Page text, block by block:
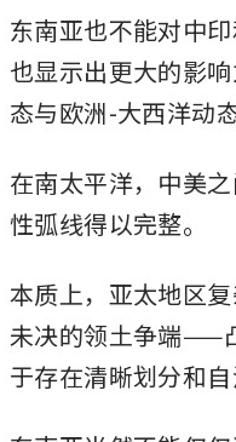
东南亚也不能对中
也显示出更大的影
态与欧洲-大西洋动
在南太平洋，中美
性弧线得以完整。
本质上，亚太地区
未决的领土争端——
于存在清晰划分和自